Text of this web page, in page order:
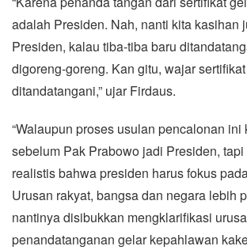
adalah Presiden. Nah, nanti kita kasihan
Presiden, kalau tiba-tiba baru
digoreng-goreng. Kan gitu, wajar
ditandatangani,” ujar Firdaus.
“Walaupun proses usulan pencalonan ini
sebelum Pak Prabowo jadi Presiden,
realistis bahwa presiden harus fokus
Urusan rakyat, bangsa dan negara lebih
nantinya disibukkan mengklarifikasi
penandatanganan gelar kepahlawan